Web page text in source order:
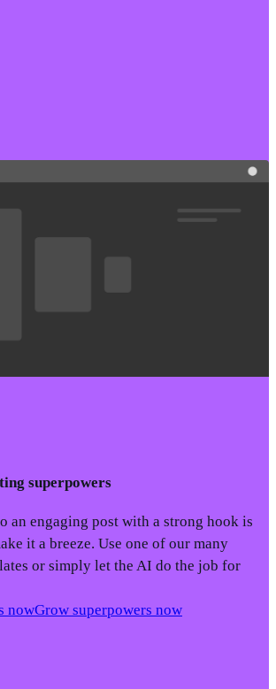
superpowers
an engaging post with a strong hook is
it a breeze. Use one of our many
or simply let the AI do the job for
nowGrow superpowers now